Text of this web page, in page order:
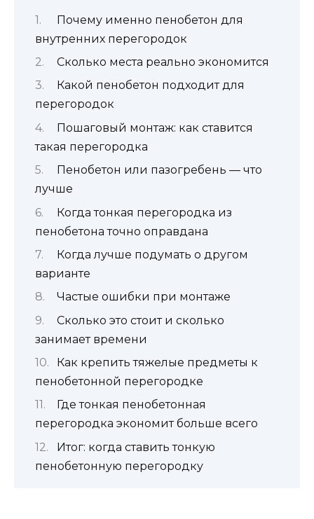
Почему именно пенобетон для
внутренних перегородок
Сколько места реально экономится
Какой пенобетон подходит для
перегородок
Пошаговый монтаж: как ставится
такая перегородка
Пенобетон или пазогребень — что
лучше
Когда тонкая перегородка из
пенобетона точно оправдана
Когда лучше подумать о другом
варианте
Частые ошибки при монтаже
Сколько это стоит и сколько
занимает времени
Как крепить тяжелые предметы к
пенобетонной перегородке
Где тонкая пенобетонная
перегородка экономит больше всего
Итог: когда ставить тонкую
пенобетонную перегородку